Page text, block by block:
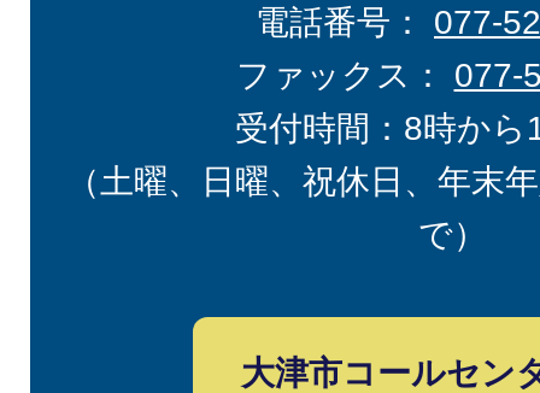
電話番号： 077-
ファックス： 077-
受付時間：8時から
（土曜、日曜、祝休日、年末
で）
大津市コールセン